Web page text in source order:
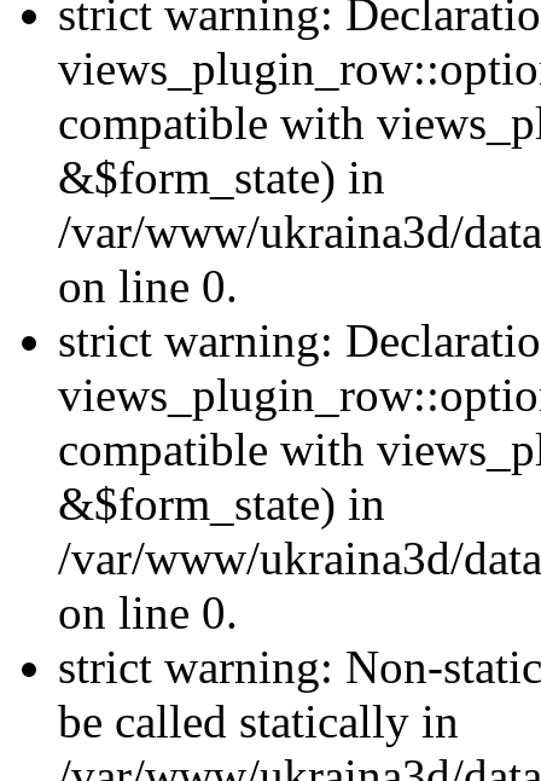
strict warning:
compatible with
&$form_state) in
/var/www/ukraina3d/
on line 0.
strict warning:
compatible with
&$form_state) in
/var/www/ukraina3d/
on line 0.
strict warning: Non-
be called statically in